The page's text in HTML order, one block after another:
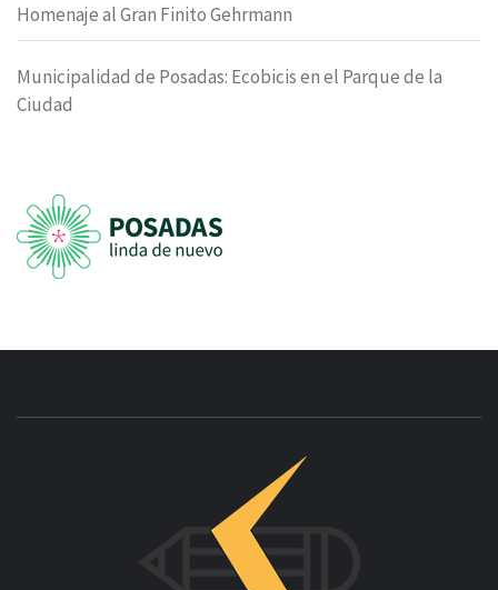
Homenaje al Gran Finito Gehrmann
Municipalidad de Posadas: Ecobicis en el Parque de la
Ciudad